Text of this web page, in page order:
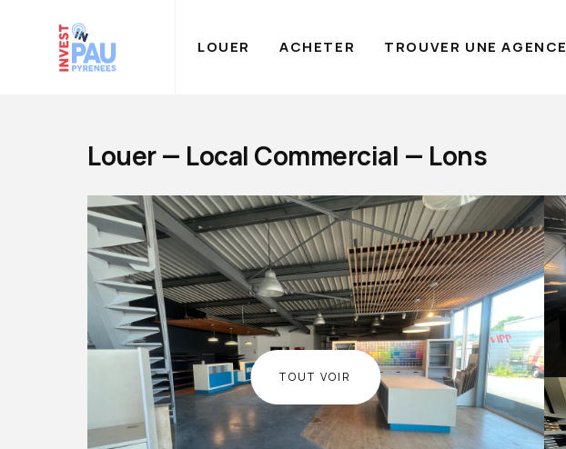
LOUER ACHETER TROUVER UNE AGENCE
Louer — Local Commercial — Lons
TOUT VOIR